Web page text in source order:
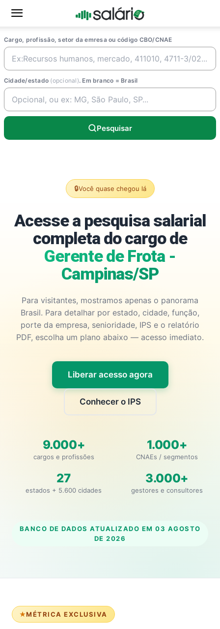
Cargo, profissão, setor da emresa ou código CBO/CNAE
Cidade/estado (opcional). Em branco = Brasil
Pesquisar
🔒Você quase chegou lá
Acesse a pesquisa salarial
completa do cargo de
Gerente de Frota -
Campinas/SP
Para visitantes, mostramos apenas o panorama
Brasil. Para detalhar por estado, cidade, função,
porte da empresa, senioridade, IPS e o relatório
PDF, escolha um plano abaixo — acesso imediato.
Liberar acesso agora
Conhecer o IPS
9.000+
cargos e profissões
1.000+
CNAEs / segmentos
27
estados + 5.600 cidades
3.000+
gestores e consultores
BANCO DE DADOS ATUALIZADO EM 03 AGOSTO
DE 2026
MÉTRICA EXCLUSIVA